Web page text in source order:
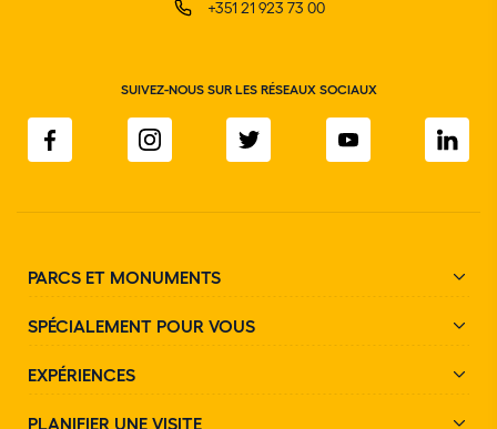
+351 21 923 73 00
SUIVEZ-NOUS SUR LES RÉSEAUX SOCIAUX
PARCS ET MONUMENTS
SPÉCIALEMENT POUR VOUS
EXPÉRIENCES
PLANIFIER UNE VISITE